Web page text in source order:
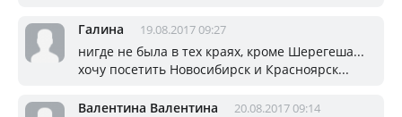
Галина 19.08.2017 09:27
нигде не была в тех краях, кроме Шерегеша...
хочу посетить Новосибирск и Красноярск...
Валентина Валентина 20.08.2017 09:14